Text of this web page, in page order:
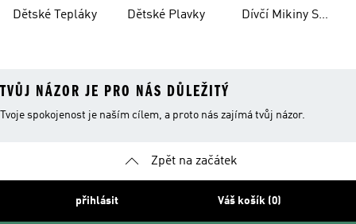
Dětské Tepláky
Dětské Plavky
Dívčí Mikiny S
TVŮJ NÁZOR JE PRO NÁS DŮLEŽITÝ
Tvoje spokojenost je naším cílem, a proto nás zajímá tvůj názor.
Zpět na začátek
přihlásit Váš košík (0)